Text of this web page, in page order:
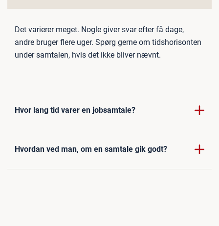
Det varierer meget. Nogle giver svar efter få dage,
andre bruger flere uger. Spørg gerne om tidshorisonten
under samtalen, hvis det ikke bliver nævnt.
Hvor lang tid varer en jobsamtale?
Hvordan ved man, om en samtale gik godt?